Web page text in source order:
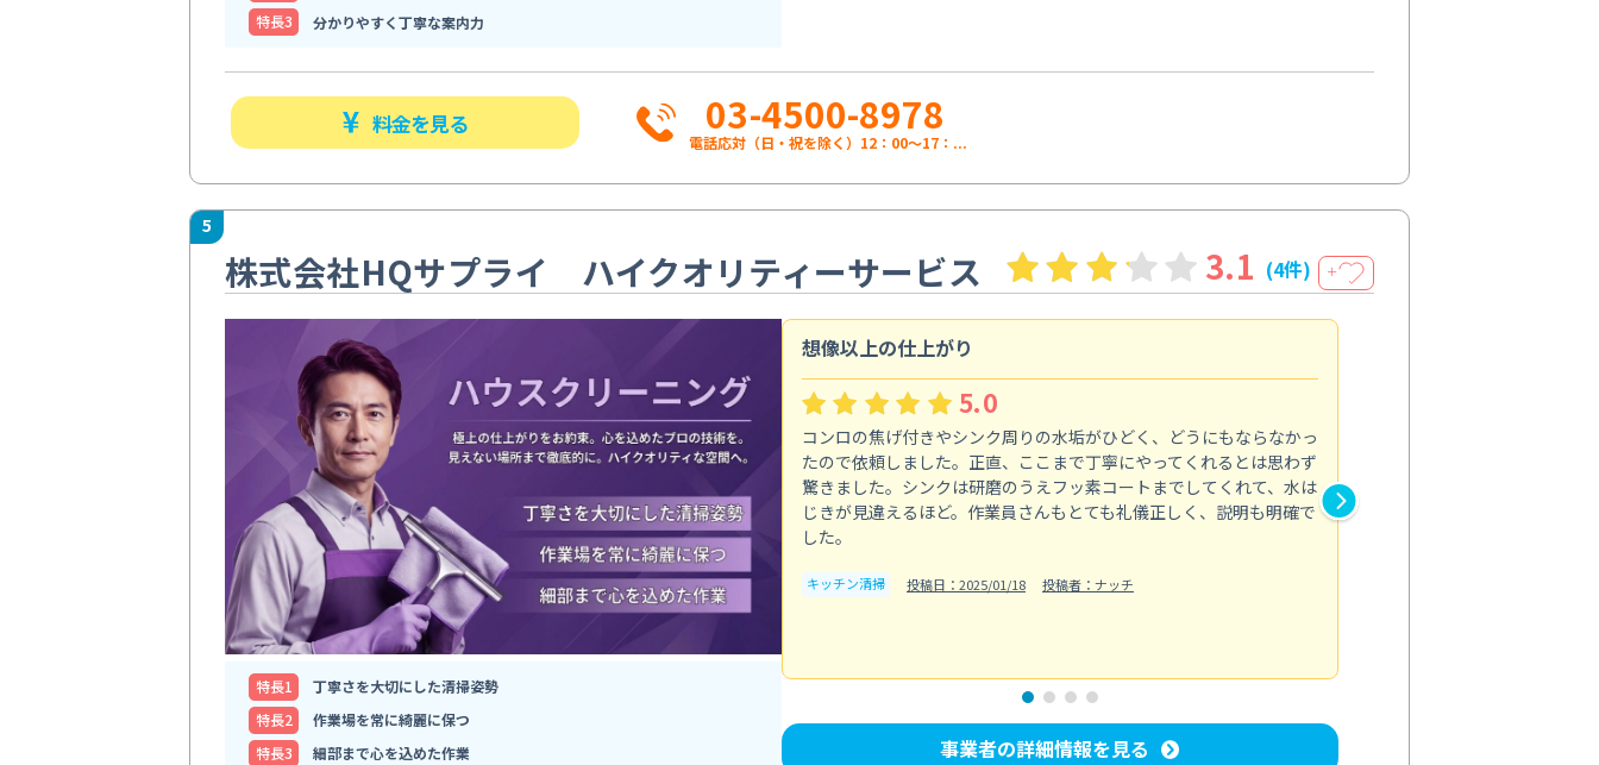
特⻑3
分かりやすく丁寧な案内力
料金を見る 03-4500-8978
電話応対（日・祝を除く）12：00～17：...
5
株式会社HQサプライ ハイクオリティーサービス 3.1 (4件) ＋
特⻑1
丁寧さを大切にした清掃姿勢
特⻑2
作業場を常に綺麗に保つ
特⻑3
細部まで心を込めた作業
想像以上の仕上がり
5.0
コンロの焦げ付きやシンク周りの水垢がひどく、どうにもならなかっ
たので依頼しました。正直、ここまで丁寧にやってくれるとは思わず
驚きました。シンクは研磨のうえフッ素コートまでしてくれて、水は
じきが見違えるほど。作業員さんもとても礼儀正しく、説明も明確で
した。
キッチン清掃 投稿日：2025/01/18 投稿者：ナッチ
事業者の詳細情報を見る